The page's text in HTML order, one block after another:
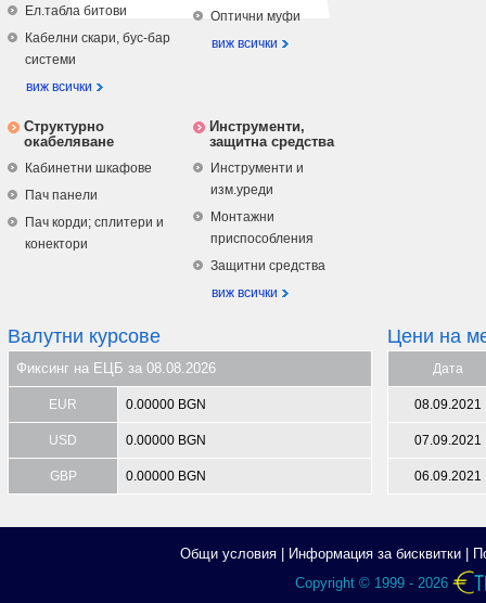
Ел.табла битови
Кабелни скари, бус-бар
системи
виж всички
Оптични муфи
виж всички
Структурно
окабеляване
Кабинетни шкафове
Пач панели
Пач корди; сплитери и
конектори
Инструменти,
защитна средства
Инструменти и
изм.уреди
Монтажни
приспособления
Защитни средства
виж всички
Валутни курсове
Фиксинг на ЕЦБ за 08.08.2026
EUR 0.00000 BGN
USD 0.00000 BGN
GBP 0.00000 BGN
Цени на
Дата
08.09.2021
07.09.2021
06.09.2021
Общи условия| Информация за бисквитки|
Copyright © 1999 - 2026